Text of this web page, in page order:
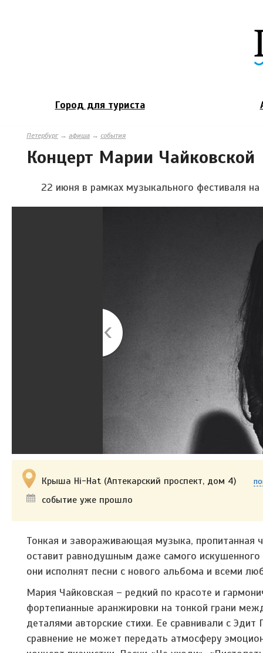
Город для туриста
Петербург→ афиша → события
Концерт Марии Чайковской
22 июня в рамках музыкального фестиваля
Крыша Hi-Hat (Аптекарский проспект, дом 4)
событие уже прошло
Тонкая и завораживающая музыка, пропитанная
оставит равнодушным даже самого
они исполнят песни с нового альбома и всеми
Мария Чайковская – редкий по красоте и
фортепианные аранжировки на тонкой грани
деталями авторские стихи. Ее сравнивали с
сравнение не может передать атмосферу